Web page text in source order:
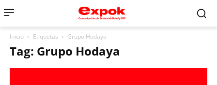
Inicio Etiquetas Grupo Hodaya
Tag: Grupo Hodaya